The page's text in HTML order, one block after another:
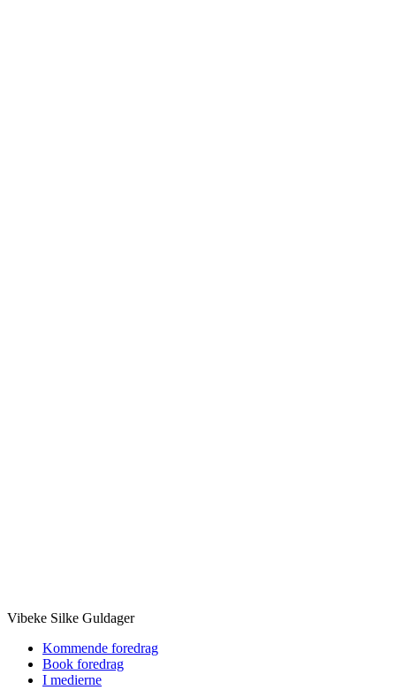
Vibeke Silke Guldager
Kommende foredrag
Book foredrag
I medierne